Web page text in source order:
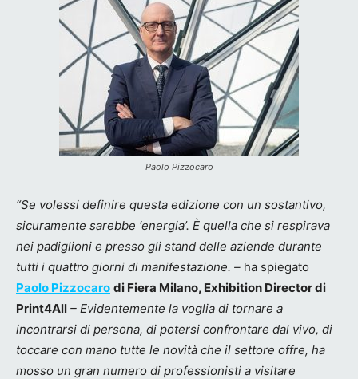
Paolo Pizzocaro
“Se volessi definire questa edizione con un sostantivo,
sicuramente sarebbe ‘energia’. È quella che si respirava
nei padiglioni e presso gli stand delle aziende durante
tutti i quattro giorni di manifestazione. – ha spiegato
Paolo Pizzocaro di Fiera Milano, Exhibition Director di
Print4All – Evidentemente la voglia di tornare a
incontrarsi di persona, di potersi confrontare dal vivo, di
toccare con mano tutte le novità che il settore offre, ha
mosso un gran numero di professionisti a visitare